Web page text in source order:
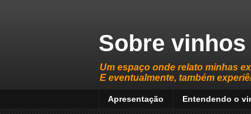
Sobre
Um espaço onde relato minhas
E eventualmente, também
Apresentação Entendendo o